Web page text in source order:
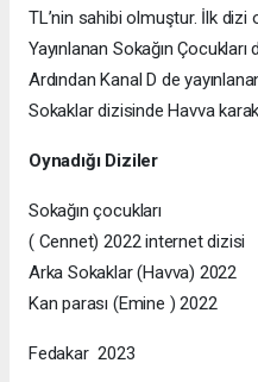
TL’nin sahibi olmuştur. İlk dizi
Yayınlanan Sokağın
Ardından Kanal D de
Sokaklar dizisinde Havva
Oynadığı Diziler
Sokağın çocukları
( Cennet) 2022 internet dizisi
Arka Sokaklar (Havva) 2022
Kan parası (Emine ) 2022
Fedakar 2023